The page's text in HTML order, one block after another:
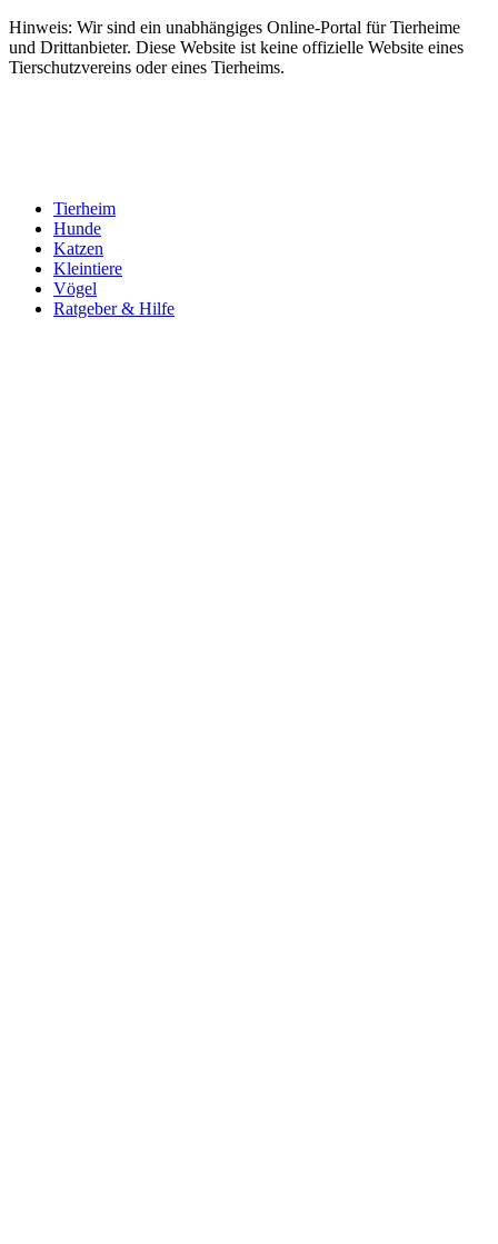
Hinweis: Wir sind ein unabhängiges Online-Portal für Tierheime
und Drittanbieter. Diese Website ist keine offizielle Website eines
Tierschutzvereins oder eines Tierheims.
Tierheim
Hunde
Katzen
Kleintiere
Vögel
Ratgeber & Hilfe